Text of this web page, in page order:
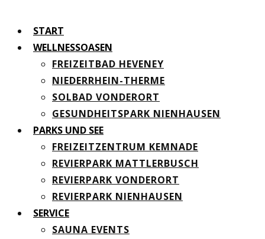
START
WELLNESSOASEN
FREIZEITBAD HEVENEY
NIEDERRHEIN-THERME
SOLBAD VONDERORT
GESUNDHEITSPARK NIENHAUSEN
PARKS UND SEE
FREIZEITZENTRUM KEMNADE
REVIERPARK MATTLERBUSCH
REVIERPARK VONDERORT
REVIERPARK NIENHAUSEN
SERVICE
SAUNA EVENTS